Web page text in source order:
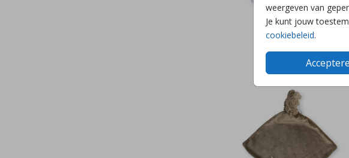
weergeven van
Je kunt jouw
cookiebeleid.